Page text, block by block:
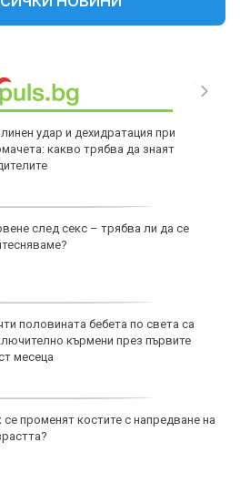
удар и дехидратация при
какво трябва да знаят
след секс – трябва ли да се
половината бебета по света са
кърмени през първите
месеца
се променят костите с напредване на